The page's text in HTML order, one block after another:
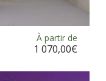
À partir de
1 070,00€